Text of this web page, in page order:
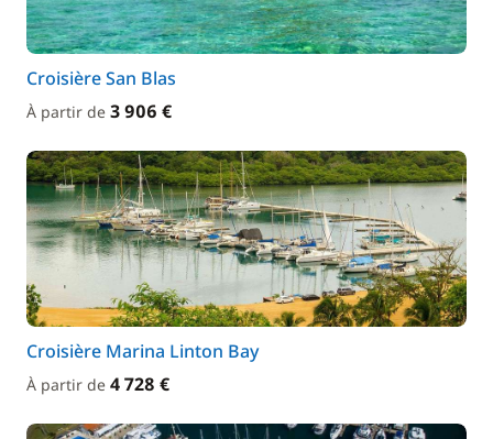
Croisière San Blas
À partir de 3 906 €
Croisière Marina Linton Bay
À partir de 4 728 €